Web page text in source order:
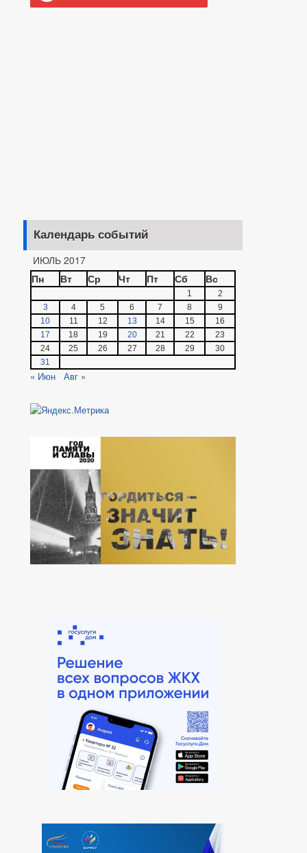
Календарь событий
ИЮЛЬ 2017
Пн
Вт Ср Чт Пт Сб Вс
1
2
3
4 5 6 7 8
9
10
11 12 13 14 15
16
17
18 19 20 21 22
23
24
25 26 27 28 29
30
31
« Июн Авг »